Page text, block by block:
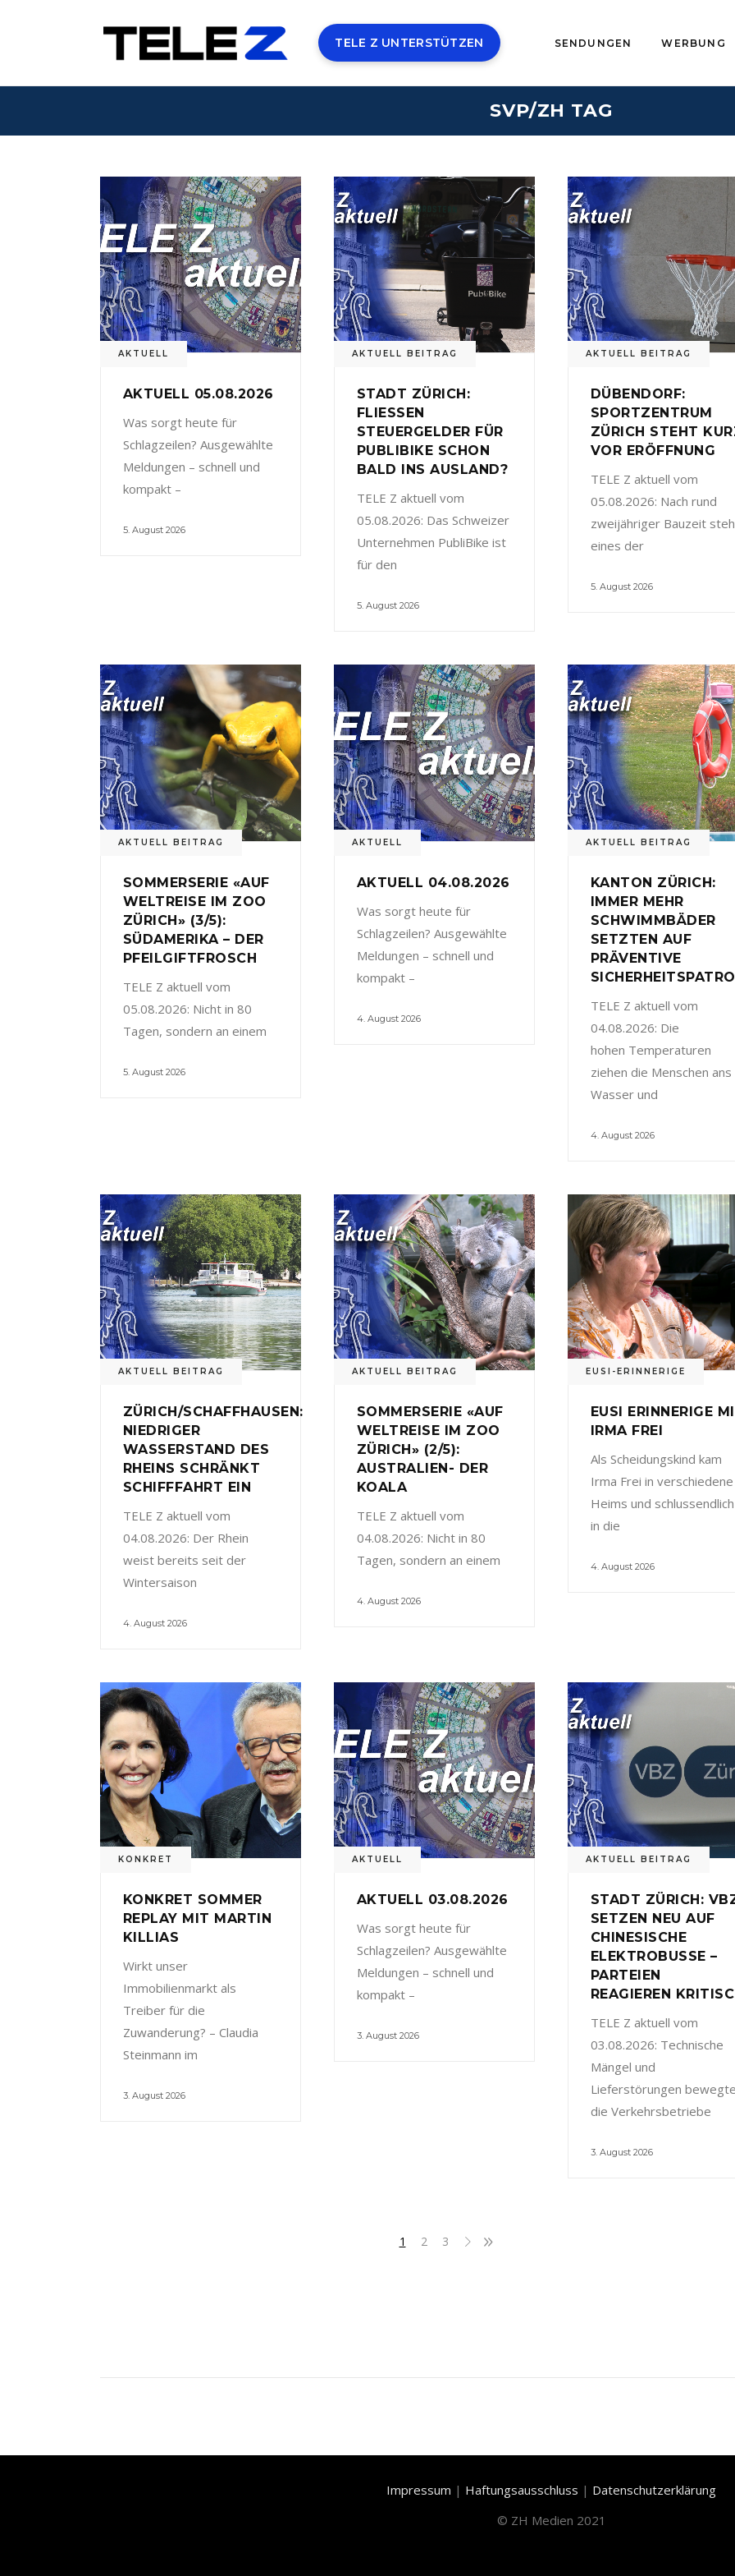
TELE Z UNTERSTÜTZEN SENDUNGEN WERBUNG
SVP/ZH TAG
AKTUELL
AKTUELL 05.08.2026
Was sorgt heute für
Schlagzeilen? Ausgewählte
Meldungen – schnell und
kompakt –
5. August 2026
AKTUELL BEITRAG
STADT ZÜRICH:
FLIESSEN
STEUERGELDER FÜR
PUBLIBIKE SCHON
BALD INS AUSLAND?
TELE Z aktuell vom
05.08.2026: Das Schweizer
Unternehmen PubliBike ist
für den
5. August 2026
AKTUELL BEITRAG
DÜBENDORF:
SPORTZENTRUM
ZÜRICH STEHT
VOR ERÖFFNUNG
TELE Z aktuell vom
05.08.2026: Nach rund
zweijähriger Bauzeit
eines der
5. August 2026
AKTUELL BEITRAG
SOMMERSERIE «AUF
WELTREISE IM ZOO
ZÜRICH» (3/5):
SÜDAMERIKA – DER
PFEILGIFTFROSCH
TELE Z aktuell vom
05.08.2026: Nicht in 80
Tagen, sondern an einem
5. August 2026
AKTUELL
AKTUELL 04.08.2026
Was sorgt heute für
Schlagzeilen? Ausgewählte
Meldungen – schnell und
kompakt –
4. August 2026
AKTUELL BEITRAG
KANTON ZÜRICH:
IMMER MEHR
SCHWIMMBÄDER
SETZTEN AUF
PRÄVENTIVE
TELE Z aktuell vom
04.08.2026: Die
hohen Temperaturen
ziehen die Menschen ans
Wasser und
4. August 2026
AKTUELL BEITRAG
ZÜRICH/SCHAFFHAUSEN:
NIEDRIGER
WASSERSTAND DES
RHEINS SCHRÄNKT
SCHIFFFAHRT EIN
TELE Z aktuell vom
04.08.2026: Der Rhein
weist bereits seit der
Wintersaison
4. August 2026
AKTUELL BEITRAG
SOMMERSERIE «AUF
WELTREISE IM ZOO
ZÜRICH» (2/5):
AUSTRALIEN- DER
KOALA
TELE Z aktuell vom
04.08.2026: Nicht in 80
Tagen, sondern an einem
4. August 2026
EUSI-ERINNERIGE
EUSI ERINNERIGE
IRMA FREI
Als Scheidungskind kam
Irma Frei in verschiedene
Heims und schlussendlich
in die
4. August 2026
KONKRET
KONKRET SOMMER
REPLAY MIT MARTIN
KILLIAS
Wirkt unser
Immobilienmarkt als
Treiber für die
Zuwanderung? – Claudia
Steinmann im
3. August 2026
AKTUELL
AKTUELL 03.08.2026
Was sorgt heute für
Schlagzeilen? Ausgewählte
Meldungen – schnell und
kompakt –
3. August 2026
AKTUELL BEITRAG
STADT ZÜRICH:
SETZEN NEU AUF
CHINESISCHE
ELEKTROBUSSE –
PARTEIEN
REAGIEREN
TELE Z aktuell vom
03.08.2026: Technische
Mängel und
Lieferstörungen
die Verkehrsbetriebe
3. August 2026
1 2 3
Impressum | Haftungsausschluss | Datenschutzerklärung
© ZH Medien 2021